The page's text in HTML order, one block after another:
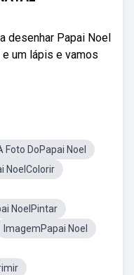
desenhar Papai Noel
um lápis e vamos
Foto DoPapai Noel
NoelColorir
NoelPintar
ImagemPapai Noel